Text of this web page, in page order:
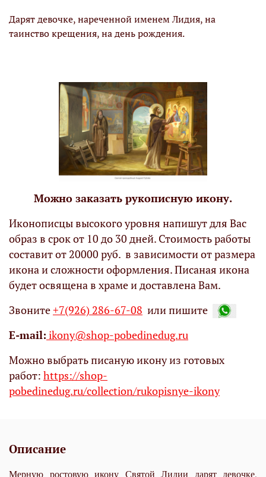
Дарят девочке, нареченной именем Лидия, на
таинство крещения, на день рождения.
Можно заказать рукописную икону.
Иконописцы высокого уровня напишут для Вас
образ в срок от 10 до 30 дней. Стоимость работы
составит от 20000 руб. в зависимости от размера
икона и сложности оформления. Писаная икона
будет освящена в храме и доставлена Вам.
Звоните+7(926) 286-67-08 или пишите
Е-mail: ikony@shop-pobedinedug.ru
Можно выбрать писаную икону из готовых
работ: https://shop-
pobedinedug.ru/collection/rukopisnye-ikony
Описание
Мерную ростовую икону Святой Лидии дарят девочке,